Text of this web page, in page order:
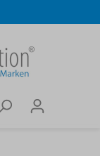
25 70